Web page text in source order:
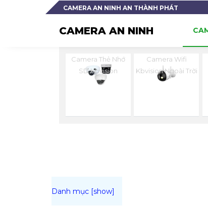
CAMERA AN NINH AN THÀNH PHÁT
CAMERA AN NINH
Camera Thẻ Nhớ
SD Kbvision
Camera Wifi
Kbvision Ngoài Trời